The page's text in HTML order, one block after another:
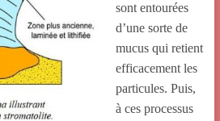
sont entourées
d’une sorte de
mucus qui retient
efficacement les
particules. Puis,
à ces processus